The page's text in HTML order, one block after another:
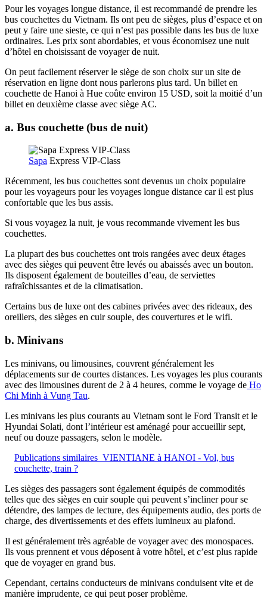
Pour les voyages longue distance, il est recommandé de prendre les
bus couchettes du Vietnam. Ils ont peu de sièges, plus d’espace et on
peut y faire une sieste, ce qui n’est pas possible dans les bus de luxe
ordinaires. Les prix sont abordables, et vous économisez une nuit
d’hôtel en choisissant de voyager de nuit.
On peut facilement réserver le siège de son choix sur un site de
réservation en ligne dont nous parlerons plus tard. Un billet en
couchette de Hanoi à Hue coûte environ 15 USD, soit la moitié d’un
billet en deuxième classe avec siège AC.
a. Bus couchette (bus de nuit)
Sapa Express VIP-Class
Récemment, les bus couchettes sont devenus un choix populaire
pour les voyageurs pour les voyages longue distance car il est plus
confortable que les bus assis.
Si vous voyagez la nuit, je vous recommande vivement les bus
couchettes.
La plupart des bus couchettes ont trois rangées avec deux étages
avec des sièges qui peuvent être levés ou abaissés avec un bouton.
Ils disposent également de bouteilles d’eau, de serviettes
rafraîchissantes et de la climatisation.
Certains bus de luxe ont des cabines privées avec des rideaux, des
oreillers, des sièges en cuir souple, des couvertures et le wifi.
b. Minivans
Les minivans, ou limousines, couvrent généralement les
déplacements sur de courtes distances. Les voyages les plus courants
avec des limousines durent de 2 à 4 heures, comme le voyage de Ho
Chi Minh à Vung Tau.
Les minivans les plus courants au Vietnam sont le Ford Transit et le
Hyundai Solati, dont l’intérieur est aménagé pour accueillir sept,
neuf ou douze passagers, selon le modèle.
Publications similaires VIENTIANE à HANOI - Vol, bus
couchette, train ?
Les sièges des passagers sont également équipés de commodités
telles que des sièges en cuir souple qui peuvent s’incliner pour se
détendre, des lampes de lecture, des équipements audio, des ports de
charge, des divertissements et des effets lumineux au plafond.
Il est généralement très agréable de voyager avec des monospaces.
Ils vous prennent et vous déposent à votre hôtel, et c’est plus rapide
que de voyager en grand bus.
Cependant, certains conducteurs de minivans conduisent vite et de
manière imprudente, ce qui peut poser problème.